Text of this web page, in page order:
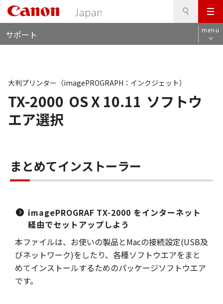
メ
ニ
ュ
サポート menu
TX-2000 OS X 10.11 ソフトウ
エア選択
大判プリンター（imagePROGRAPH：インクジェット）
まとめてインストーラー
imagePROGRAF TX-2000 をインターネット
経由でセットアップしよう
本ファイルは、お使いの製品とMacの接続設定(USB及
びネットワーク)をしたり、各種ソフトウエアをまと
めてインストールするためのパッケージソフトウエア
です。